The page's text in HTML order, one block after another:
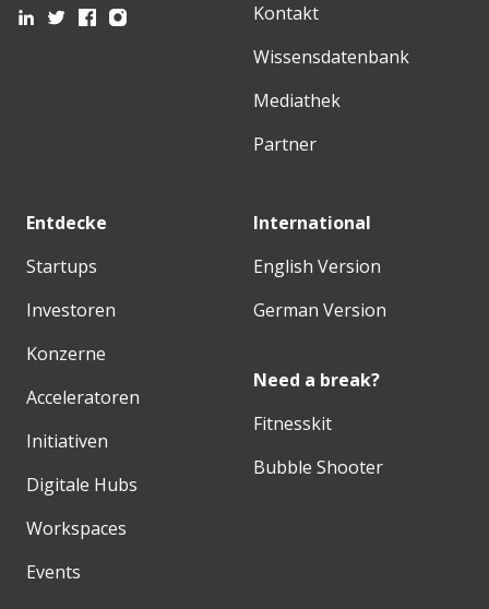
Kontakt
Wissensdatenbank
Mediathek
Partner
Entdecke
Startups
Investoren
Konzerne
Acceleratoren
Initiativen
Digitale Hubs
Workspaces
Events
International
English Version
German Version
Need a break?
Fitnesskit
Bubble Shooter